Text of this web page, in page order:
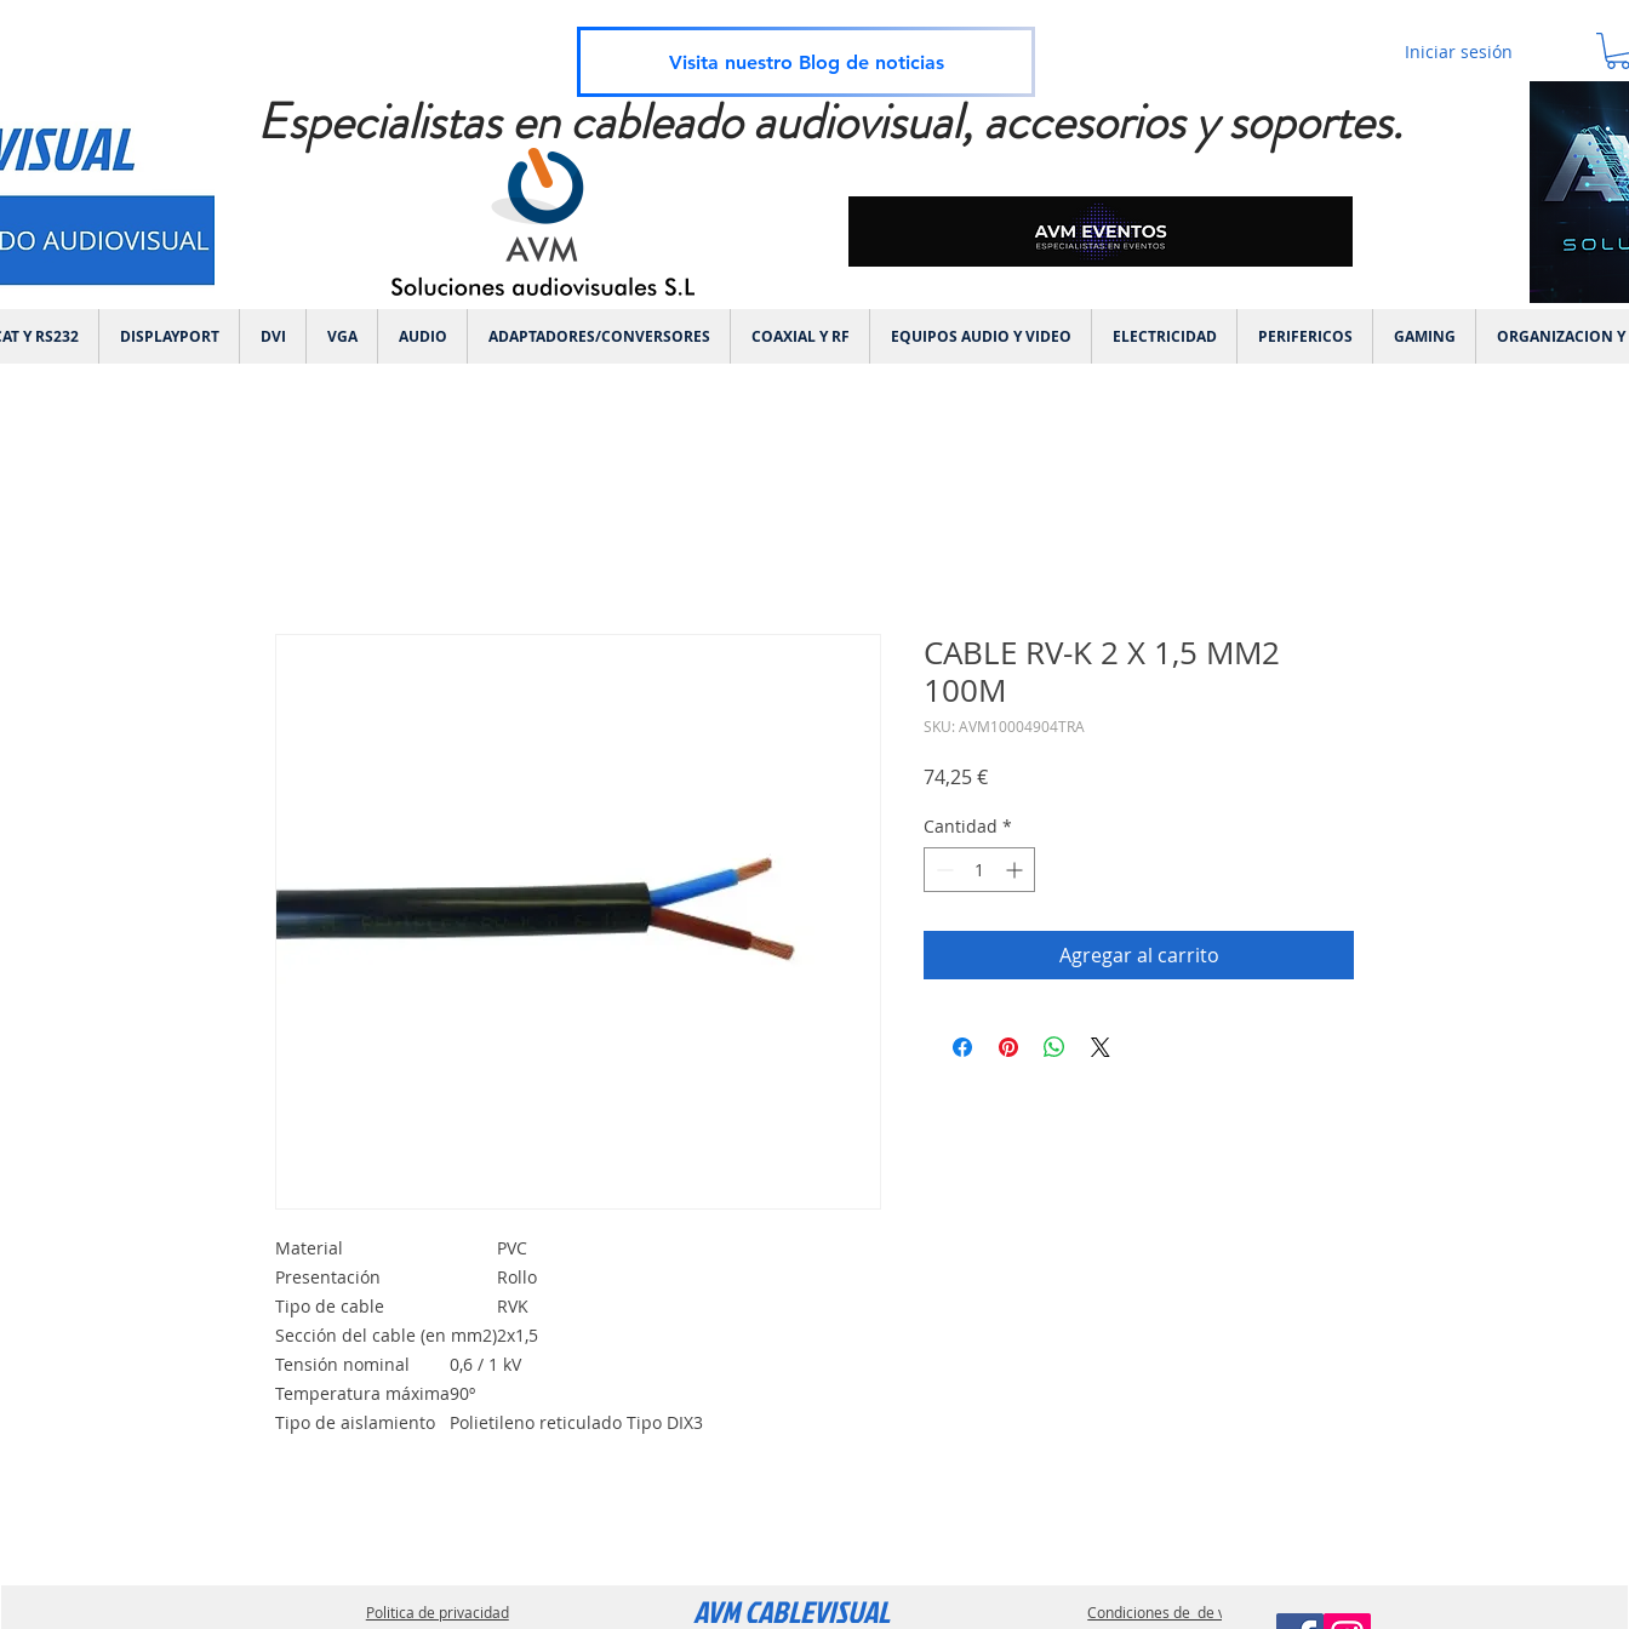
Visita nuestro Blog de noticias Iniciar sesión
Especialistas en cableado audiovisual, accesorios y soportes.
Y RS232 DISPLAYPORT DVI VGA AUDIO ADAPTADORES/CONVERSORES COAXIAL Y RF EQUIPOS AUDIO Y VIDEO ELECTRICIDAD PERIFERICOS GAMING ORGANIZACION Y
Material
PVC
Presentación
Rollo
Tipo de cable
RVK
Sección del cable (en mm2)2x1,5
Tensión nominal
0,6 / 1 kV
Temperatura máxima90º
Tipo de aislamiento
Polietileno reticulado Tipo DIX3
CABLE RV-K 2 X 1,5 MM2
100M
SKU: AVM10004904TRA
74,25 €Precio
Cantidad *
Agregar al carrito
Politica de privacidad Condiciones de de ventas
AVM CABLEVISUAL